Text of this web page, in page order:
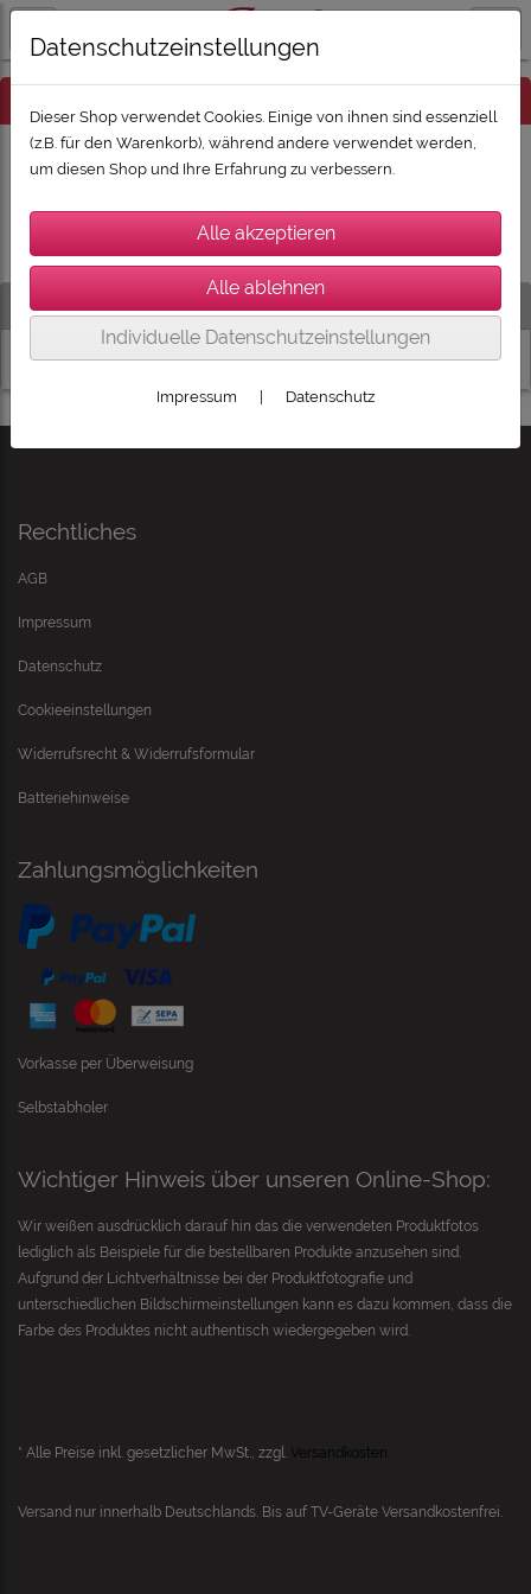
Rechtliches
AGB
Impressum
Datenschutz
Cookieeinstellungen
Widerrufsrecht & Widerrufsformular
Batteriehinweise
Zahlungsmöglichkeiten
Vorkasse per Überweisung
Selbstabholer
Wichtiger Hinweis über unseren Online-Shop:
Wir weißen ausdrücklich darauf hin das die verwendeten Produktfotos
lediglich als Beispiele für die bestellbaren Produkte anzusehen sind.
Aufgrund der Lichtverhältnisse bei der Produktfotografie und
unterschiedlichen Bildschirmeinstellungen kann es dazu kommen, dass die
Farbe des Produktes nicht authentisch wiedergegeben wird.
* Alle Preise inkl. gesetzlicher MwSt., zzgl. Versandkosten
Versand nur innerhalb Deutschlands. Bis auf TV-Geräte Versandkostenfrei.
Datenschutzeinstellungen
Dieser Shop verwendet Cookies. Einige von ihnen sind essenziell
(z.B. für den Warenkorb), während andere verwendet werden,
um diesen Shop und Ihre Erfahrung zu verbessern.
Individuelle Datenschutzeinstellungen
Impressum Datenschutz